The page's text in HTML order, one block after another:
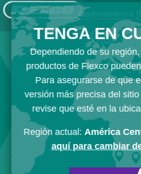
Centroamérica
TENGA EN
Dependiendo de su
productos de Flexco
Para asegurarse de que
versión más precisa del
revise que esté en la
Región actual: América
aquí para cambiar